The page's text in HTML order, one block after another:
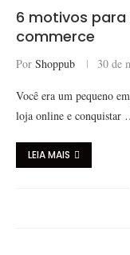
6 motivos
commerce
Por Shoppub 30 de
Você era um pequeno
loja online e conquistar
LEIA MAIS